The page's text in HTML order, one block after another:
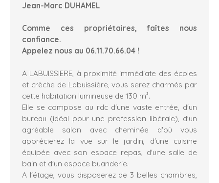
Jean-Marc DUHAMEL
Comme ces propriétaires, faîtes nous
confiance.
Appelez nous au 06.11.70.66.04 !
A LABUISSIERE, à proximité immédiate des écoles
et crèche de Labuissière, vous serez charmés par
cette habitation lumineuse de 130 m².
Elle se compose au rdc d'une vaste entrée, d'un
bureau (idéal pour une profession libérale), d'un
agréable salon avec cheminée d'où vous
apprécierez la vue sur le jardin, d'une cuisine
équipée avec son espace repas, d'une salle de
bain et d'un espace buanderie.
A l'étage, vous disposerez de 3 belles chambres,